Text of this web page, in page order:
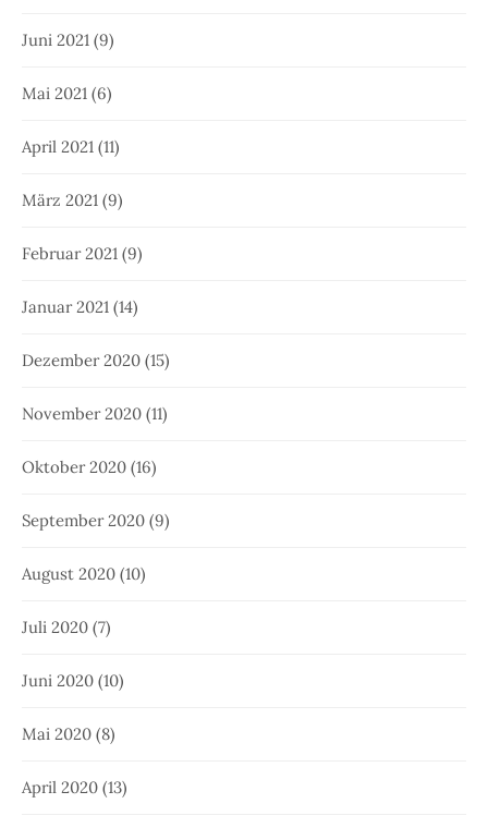
Juni 2021 (9)
Mai 2021 (6)
April 2021 (11)
März 2021 (9)
Februar 2021 (9)
Januar 2021 (14)
Dezember 2020 (15)
November 2020 (11)
Oktober 2020 (16)
September 2020 (9)
August 2020 (10)
Juli 2020 (7)
Juni 2020 (10)
Mai 2020 (8)
April 2020 (13)